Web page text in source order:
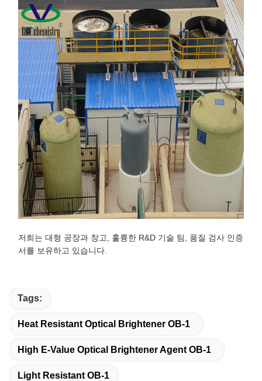
저희는 대형 공장과 창고, 훌륭한 R&D 기술 팀, 품질 검사 인증
서를 보유하고 있습니다.
Tags:
Heat Resistant Optical Brightener OB-1
High E-Value Optical Brightener Agent OB-1
Light Resistant OB-1